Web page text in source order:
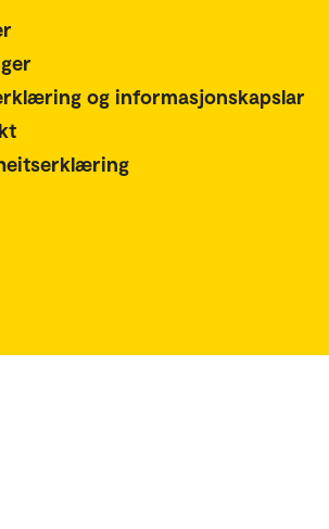
og informasjonskapslar